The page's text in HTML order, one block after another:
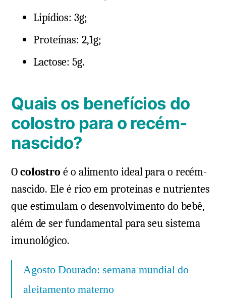
Lipídios: 3g;
Proteínas: 2,1g;
Lactose: 5g.
Quais os benefícios do
colostro para o recém-
nascido?
Ocolostro é o alimento ideal para o recém-
nascido. Ele é rico em proteínas e nutrientes
que estimulam o desenvolvimento do bebê,
além de ser fundamental para seu sistema
imunológico.
Agosto Dourado: semana mundial do
aleitamento materno